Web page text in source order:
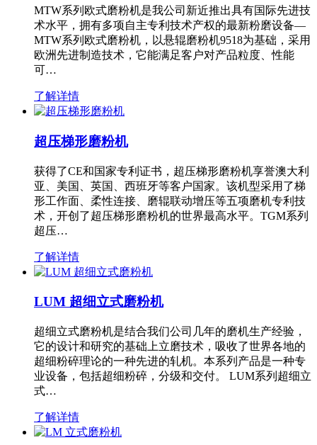
MTW系列欧式磨粉机是我公司新近推出具有国际先进技
术水平，拥有多项自主专利技术产权的最新粉磨设备—
MTW系列欧式磨粉机，以悬辊磨粉机9518为基础，采用
欧洲先进制造技术，它能满足客户对产品粒度、性能
可…
了解详情
超压梯形磨粉机
获得了CE和国家专利证书，超压梯形磨粉机享誉澳大利
亚、美国、英国、西班牙等客户国家。该机型采用了梯
形工作面、柔性连接、磨辊联动增压等五项磨机专利技
术，开创了超压梯形磨粉机的世界最高水平。TGM系列
超压…
了解详情
LUM 超细立式磨粉机
超细立式磨粉机是结合我们公司几年的磨机生产经验，
它的设计和研究的基础上立磨技术，吸收了世界各地的
超细粉碎理论的一种先进的轧机。本系列产品是一种专
业设备，包括超细粉碎，分级和交付。 LUM系列超细立
式…
了解详情